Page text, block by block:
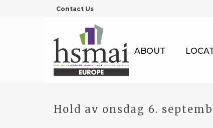
Contact Us
ABOUT
Hold av onsdag 6.